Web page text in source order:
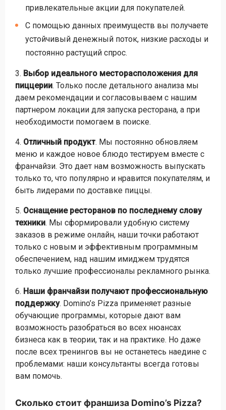
привлекательные акции для покупателей.
С помощью данных преимуществ вы получаете
устойчивый денежный поток, низкие расходы и
постоянно растущий спрос.
3. Выбор идеального месторасположения для
пиццерии. Только после детального анализа мы
даем рекомендации и согласовываем с нашим
партнером локации для запуска ресторана, а при
необходимости помогаем в поиске.
4. Отличный продукт. Мы постоянно обновляем
меню и каждое новое блюдо тестируем вместе с
франчайзи. Это дает нам возможность выпускать
только то, что популярно и нравится покупателям, и
быть лидерами по доставке пиццы.
5. Оснащение ресторанов по последнему слову
техники. Мы сформировали удобную систему
заказов в режиме онлайн, наши точки работают
только с новым и эффективным программным
обеспечением, над нашим имиджем трудятся
только лучшие профессионалы рекламного рынка.
6. Наши франчайзи получают профессиональную
поддержку. Domino’s Pizza применяет разные
обучающие программы, которые дают вам
возможность разобраться во всех нюансах
бизнеса как в теории, так и на практике. Но даже
после всех тренингов вы не останетесь наедине с
проблемами: наши консультанты всегда готовы
вам помочь.
Сколько стоит франшиза Domino’s Pizza?